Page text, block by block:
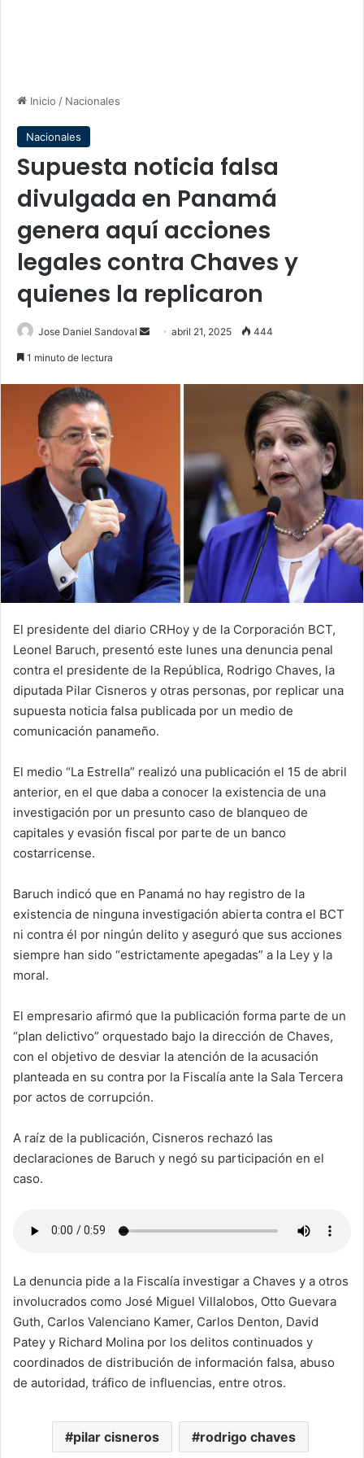
Inicio / Nacionales
Nacionales
​​Supuesta noticia falsa
divulgada en Panamá
genera aquí acciones
legales contra Chaves y
quienes la replicaron
Jose Daniel Sandoval
Sendabril 21, 2025 444
1 minuto de lectura
El presidente del diario CRHoy y de la Corporación BCT,
Leonel Baruch, presentó este lunes una denuncia penal
contra el presidente de la República, Rodrigo Chaves, la
diputada Pilar Cisneros y otras personas, por replicar una
supuesta noticia falsa publicada por un medio de
comunicación panameño.
El medio “La Estrella” realizó una publicación el 15 de abril
anterior, en el que daba a conocer la existencia de una
investigación por un presunto caso de blanqueo de
capitales y evasión fiscal por parte de un banco
costarricense.
Baruch indicó que en Panamá no hay registro de la
existencia de ninguna investigación abierta contra el BCT
ni contra él por ningún delito y aseguró que sus acciones
siempre han sido “estrictamente apegadas” a la Ley y la
moral.
El empresario afirmó que la publicación forma parte de un
“plan delictivo” orquestado bajo la dirección de Chaves,
con el objetivo de desviar la atención de la acusación
planteada en su contra por la Fiscalía ante la Sala Tercera
por actos de corrupción.
A raíz de la publicación, Cisneros rechazó las
declaraciones de Baruch y negó su participación en el
caso.
La denuncia pide a la Fiscalía investigar a Chaves y a otros
involucrados como José Miguel Villalobos, Otto Guevara
Guth, Carlos Valenciano Kamer, Carlos Denton, David
Patey y Richard Molina por los delitos continuados y
coordinados de distribución de información falsa, abuso
de autoridad, tráfico de influencias, entre otros.
pilar cisneros rodrigo chaves